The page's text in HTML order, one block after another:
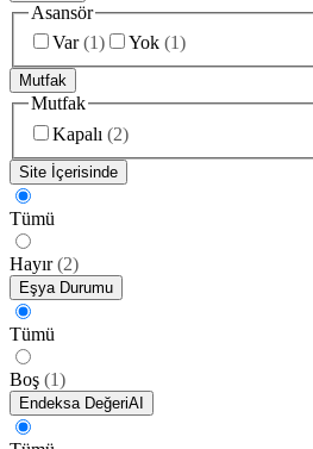
Asansör
Var (1) Yok (1)
Mutfak
Mutfak
Kapalı (2)
Site İçerisinde
Tümü
Hayır (2)
Eşya Durumu
Tümü
Boş (1)
Endeksa DeğeriAI